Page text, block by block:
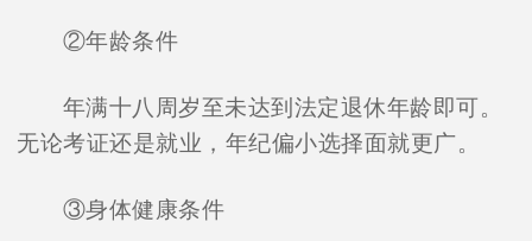
②年龄条件
年满十八周岁至未达到法定退休年龄即可。
无论考证还是就业，年纪偏小选择面就更广。
③身体健康条件